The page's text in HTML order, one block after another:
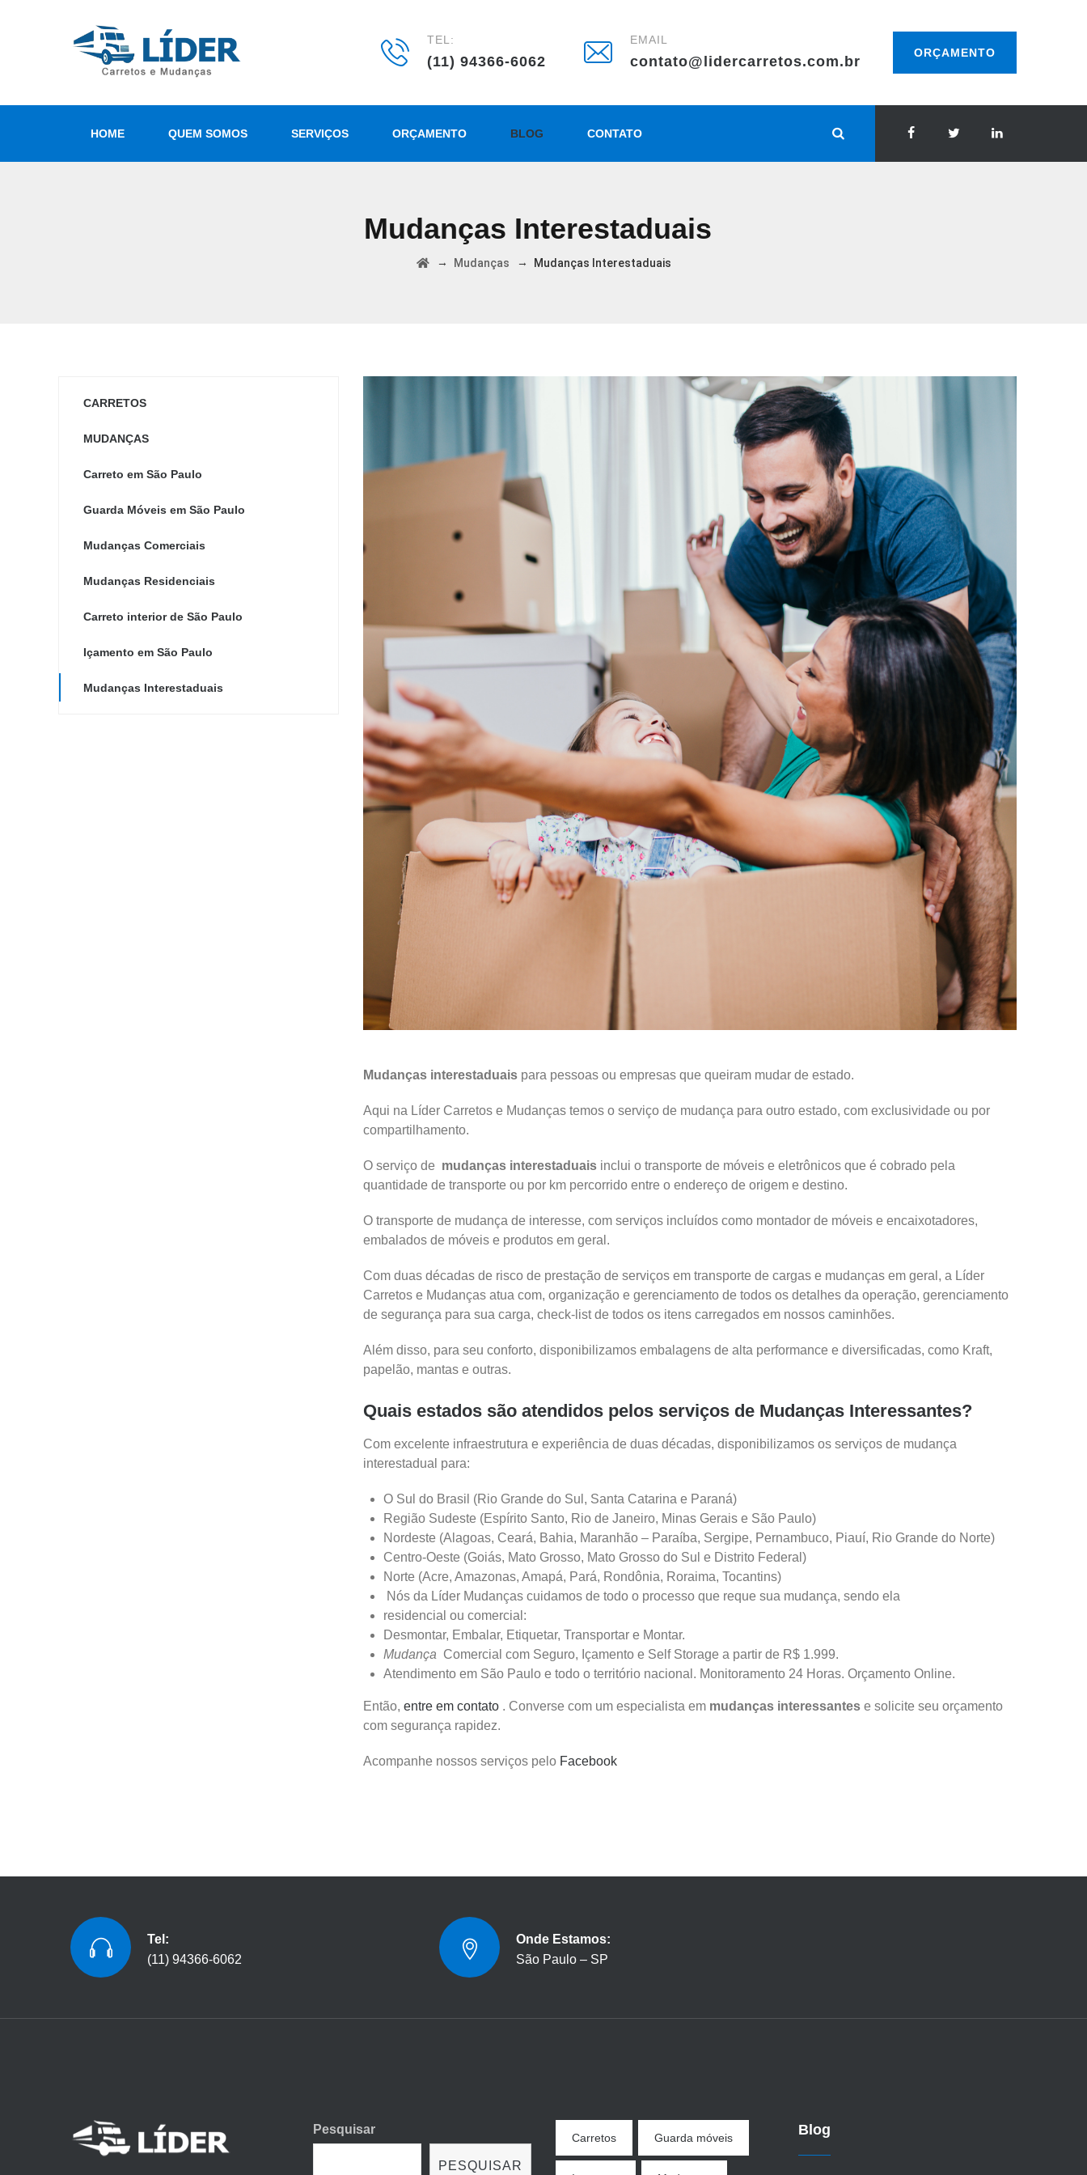
TEL:
(11) 94366-6062
EMAIL
contato@lidercarretos.com.br
ORÇAMENTO
HOME QUEM SOMOS SERVIÇOS ORÇAMENTO BLOG CONTATO
Mudanças Interestaduais
→ Mudanças → Mudanças Interestaduais
Mudanças interestaduais para pessoas ou empresas que queiram mudar de estado.
Aqui na Líder Carretos e Mudanças temos o serviço de mudança para outro estado, com exclusividade ou por
compartilhamento.
O serviço de mudanças interestaduais inclui o transporte de móveis e eletrônicos que é cobrado pela
quantidade de transporte ou por km percorrido entre o endereço de origem e destino.
O transporte de mudança de interesse, com serviços incluídos como montador de móveis e encaixotadores,
embalados de móveis e produtos em geral.
Com duas décadas de risco de prestação de serviços em transporte de cargas e mudanças em geral, a Líder
Carretos e Mudanças atua com, organização e gerenciamento de todos os detalhes da operação, gerenciamento
de segurança para sua carga, check-list de todos os itens carregados em nossos caminhões.
Além disso, para seu conforto, disponibilizamos embalagens de alta performance e diversificadas, como Kraft,
papelão, mantas e outras.
Quais estados são atendidos pelos serviços de Mudanças Interessantes?
Com excelente infraestrutura e experiência de duas décadas, disponibilizamos os serviços de mudança
interestadual para:
O Sul do Brasil (Rio Grande do Sul, Santa Catarina e Paraná)
Região Sudeste (Espírito Santo, Rio de Janeiro, Minas Gerais e São Paulo)
Nordeste (Alagoas, Ceará, Bahia, Maranhão – Paraíba, Sergipe, Pernambuco, Piauí, Rio Grande do Norte)
Centro-Oeste (Goiás, Mato Grosso, Mato Grosso do Sul e Distrito Federal)
Norte (Acre, Amazonas, Amapá, Pará, Rondônia, Roraima, Tocantins)
Nós da Líder Mudanças cuidamos de todo o processo que reque sua mudança, sendo ela
residencial ou comercial:
Desmontar, Embalar, Etiquetar, Transportar e Montar.
Mudança Comercial com Seguro, Içamento e Self Storage a partir de R$ 1.999.
Atendimento em São Paulo e todo o território nacional. Monitoramento 24 Horas.Orçamento Online.
Então,entre em contato . Converse com um especialista em mudanças interessantes e solicite seu orçamento
com segurança rapidez.
Acompanhe nossos serviços pelo Facebook
CARRETOS
MUDANÇAS
Carreto em São Paulo
Guarda Móveis em São Paulo
Mudanças Comerciais
Mudanças Residenciais
Carreto interior de São Paulo
Içamento em São Paulo
Mudanças Interestaduais
Tel:
(11) 94366-6062
Onde Estamos:
São Paulo – SP
Pesquisar
PESQUISAR
Carretos Guarda móveis Blog